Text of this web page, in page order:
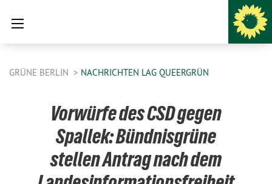
GRÜNE BERLIN NACHRICHTEN LAG QUEERGRÜN
Vorwürfe des CSD gegen
Spallek: Bündnisgrüne
stellen Antrag nach dem